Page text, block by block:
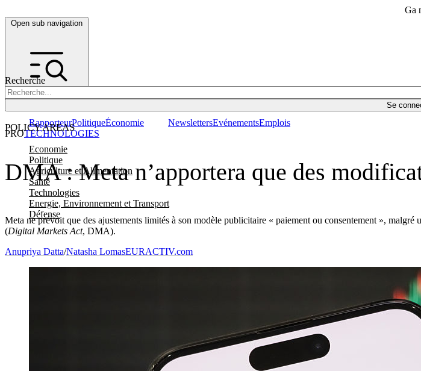
Ga
Open sub navigation
Recherche
Se
POLICY AREAS
Economie
Politique
Agriculture et Alimentation
Santé
Technologies
Energie, Environnement et Transport
Défense
RapporteurPolitiqueÉconomie NewslettersEvénementsEmplois
DMA : Meta n’apportera que des
Meta ne prévoit que des ajustements limités à son modèle publicitaire « paiement ou consentement »,
(Digital Markets Act, DMA).
PROTECHNOLOGIES
Anupriya Datta/Natasha LomasEURACTIV.com